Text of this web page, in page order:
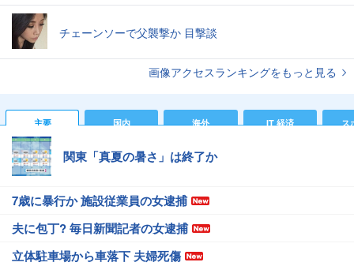
チェーンソーで父襲撃か 目撃談
画像アクセスランキングをもっと見る
主要 国内 海外 IT 経済 ス
関東「真夏の暑さ」は終了か
7歳に暴行か 施設従業員の女逮捕
夫に包丁? 毎日新聞記者の女逮捕
立体駐車場から車落下 夫婦死傷